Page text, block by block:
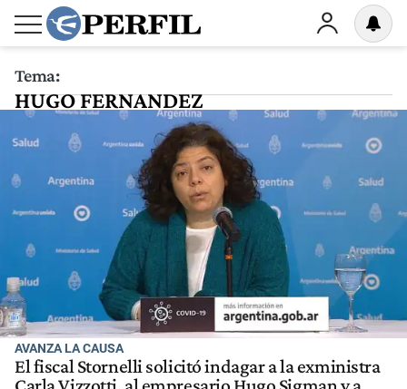
Tema:
HUGO FERNANDEZ
AVANZA LA CAUSA
El fiscal Stornelli solicitó indagar a la exministra